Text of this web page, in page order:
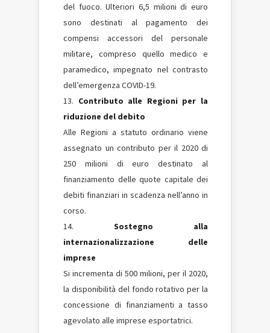
del fuoco. Ulteriori 6,5 milioni di euro
sono destinati al pagamento dei
compensi accessori del personale
militare, compreso quello medico e
paramedico, impegnato nel contrasto
dell’emergenza COVID-19.
Contributo alle Regioni per la
riduzione del debito
Alle Regioni a statuto ordinario viene
assegnato un contributo per il 2020 di
250 milioni di euro destinato al
finanziamento delle quote capitale dei
debiti finanziari in scadenza nell’anno in
corso.
Sostegno alla
internazionalizzazione delle
imprese
Si incrementa di 500 milioni, per il 2020,
la disponibilità del fondo rotativo per la
concessione di finanziamenti a tasso
agevolato alle imprese esportatrici.